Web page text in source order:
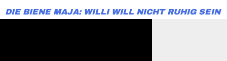
DIE BIENE MAJA: WILLI WILL NICHT RUHIG SEIN